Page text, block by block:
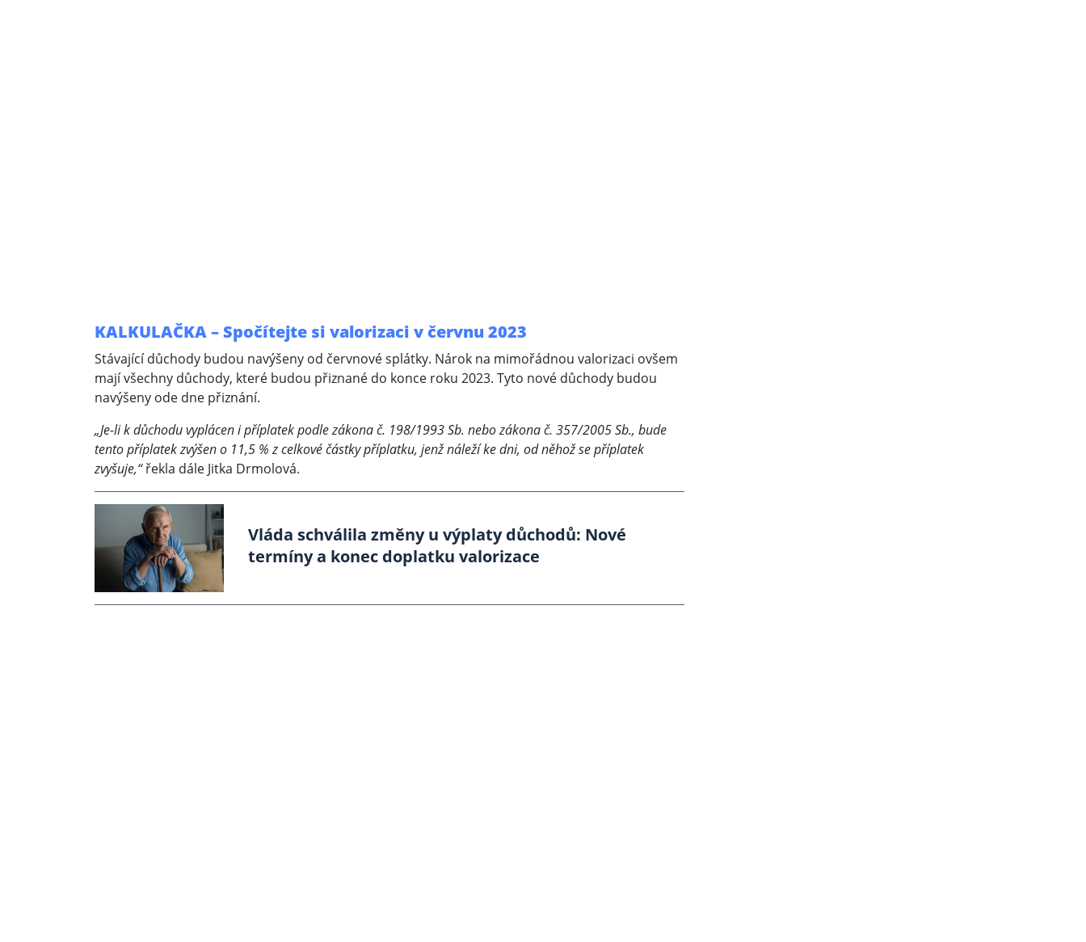
KALKULAČKA – Spočítejte si valorizaci v červnu 2023
Stávající důchody budou navýšeny od červnové splátky. Nárok na mimořádnou valorizaci ovšem
mají všechny důchody, které budou přiznané do konce roku 2023. Tyto nové důchody budou
navýšeny ode dne přiznání.
„Je-li k důchodu vyplácen i příplatek podle zákona č. 198/1993 Sb. nebo zákona č. 357/2005 Sb., bude
tento příplatek zvýšen o 11,5 % z celkové částky příplatku, jenž náleží ke dni, od něhož se příplatek
zvyšuje,“řekla dále Jitka Drmolová.
Vláda schválila změny u výplaty důchodů: Nové
termíny a konec doplatku valorizace